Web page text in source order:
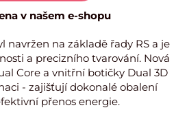
v našem e-shopu
navržen na základě řady RS a je
a precizního tvarování. Nová
Core a vnitřní botičky Dual 3D
- zajišťují dokonalé obalení
přenos energie.